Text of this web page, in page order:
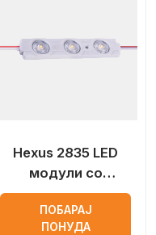
Hexus 2835 LED
модули со
оптички објектив
ПОБАРАЈ
ПОНУДА